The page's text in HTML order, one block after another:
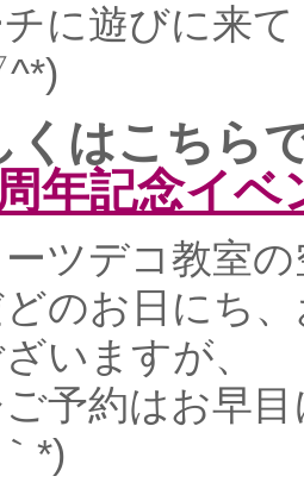
チに遊びに来
くはこちら
年記念イ
ーツデコ教室
どのお日にち
いますが、
予約はお早
*)